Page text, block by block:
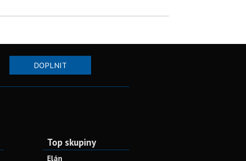
DOPLNIT
Top skupiny
Elán